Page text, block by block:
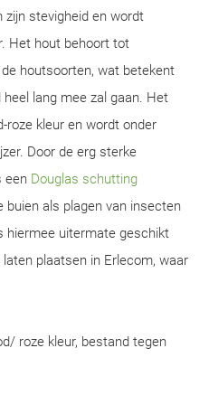
zijn stevigheid en wordt
Het hout behoort tot
houtsoorten, wat betekent
lang mee zal gaan. Het
roze kleur en wordt onder
Door de erg sterke
een Douglas schutting
als plagen van insecten
hiermee uitermate geschikt
plaatsen in Erlecom, waar
roze kleur, bestand tegen